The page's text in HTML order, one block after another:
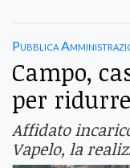
Pubblica
Campo,
per
Affidato
Vapelo, la